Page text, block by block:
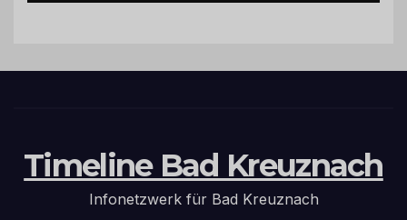
Timeline Bad Kreuznach
Infonetzwerk für Bad Kreuznach